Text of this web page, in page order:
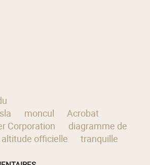
moncul
Acrobat
Corporation
diagramme de
altitude officielle tranquille